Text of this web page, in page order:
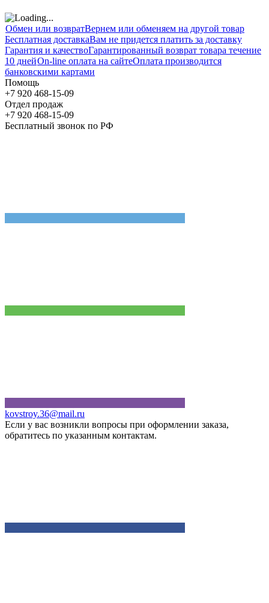
Обмен или возвратВернем или обменяем на другой товар
Бесплатная доставкаВам не придется платить за доставку
Гарантия и качествоГарантированный возврат товара течение
10 днейOn-line оплата на сайтеОплата производится
банковскими картами
Помощь
+7 920 468-15-09
Отдел продаж
+7 920 468-15-09
Бесплатный звонок по РФ
kovstroy.36@mail.ru
Если у вас возникли вопросы при оформлении заказа,
обратитесь по указанным контактам.